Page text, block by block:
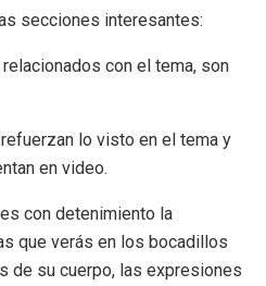
secciones interesantes:
con el tema, son
lo visto en el tema y
en video.
con detenimiento la
que verás en los bocadillos
de su cuerpo, las expresiones